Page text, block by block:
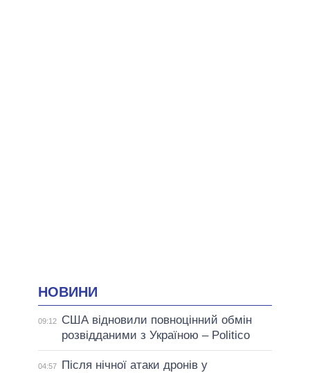
НОВИНИ
09:12
США відновили повноцінний обмін
розвідданими з Україною – Politico
04:57
Після нічної атаки дронів у